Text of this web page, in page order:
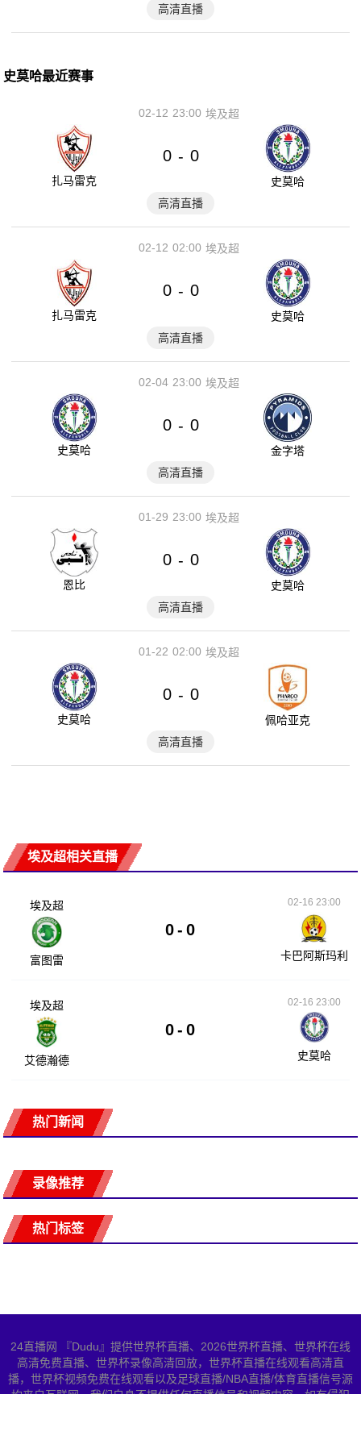
高清直播
史莫哈最近赛事
23:00
02-12 埃及超
扎马雷克
0 - 0
史莫哈
高清直播
02:00
02-12 埃及超
扎马雷克
0 - 0
史莫哈
高清直播
23:00
02-04 埃及超
史莫哈
0 - 0
金字塔
高清直播
23:00
01-29 埃及超
恩比
0 - 0
史莫哈
高清直播
02:00
01-22 埃及超
史莫哈
0 - 0
佩哈亚克
高清直播
埃及超相关直播
埃及超
富图雷
0 - 0
02-16 23:00
卡巴阿斯玛利
埃及超
艾德瀚德
0 - 0
02-16 23:00
史莫哈
热门新闻
录像推荐
热门标签
24直播网 『Dudu』提供世界杯直播、2026世界杯直播、世界杯在线
高清免费直播、世界杯录像高清回放，世界杯直播在线观看高清直
播，世界杯视频免费在线观看以及足球直播/NBA直播/体育直播信号源
均来自互联网，我们自身不提供任何直播信号和视频内容，如有侵犯